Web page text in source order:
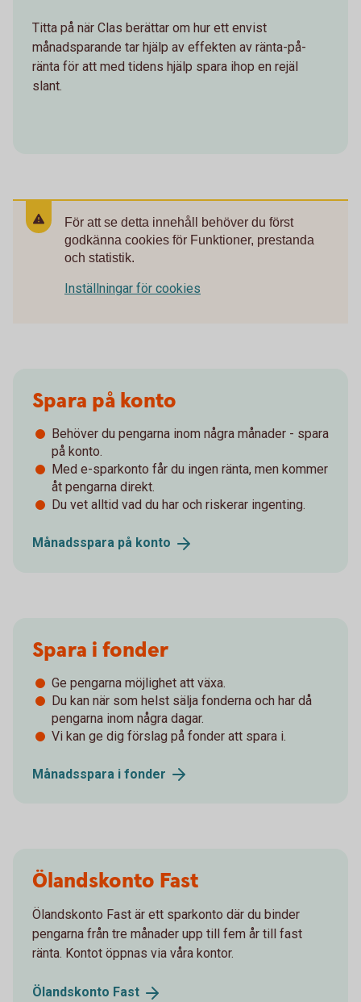
Titta på när Clas berättar om hur ett envist
månadsparande tar hjälp av effekten av ränta-på-
ränta för att med tidens hjälp spara ihop en rejäl
slant.
För att se detta innehåll behöver du först
godkänna cookies för Funktioner, prestanda
och statistik.
Inställningar för cookies
Spara på konto
Behöver du pengarna inom några månader - spara
på konto.
Med e-sparkonto får du ingen ränta, men kommer
åt pengarna direkt.
Du vet alltid vad du har och riskerar ingenting.
Månadsspara på konto
Spara i fonder
Ge pengarna möjlighet att växa.
Du kan när som helst sälja fonderna och har då
pengarna inom några dagar.
Vi kan ge dig förslag på fonder att spara i.
Månadsspara i fonder
Ölandskonto Fast
Ölandskonto Fast är ett sparkonto där du binder
pengarna från tre månader upp till fem år till fast
ränta. Kontot öppnas via våra kontor.
Ölandskonto Fast